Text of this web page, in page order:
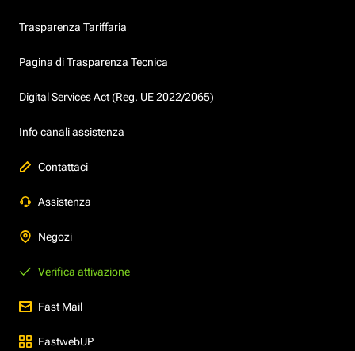
Trasparenza Tariffaria
Pagina di Trasparenza Tecnica
Digital Services Act (Reg. UE 2022/2065)
Info canali assistenza
Contattaci
Assistenza
Negozi
Verifica attivazione
Fast Mail
FastwebUP